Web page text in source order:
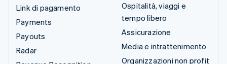
Link di pagamento
Payments
Payouts
Radar
Ospitalità, viaggi e
tempo libero
Assicurazione
Media e intrattenimento
Organizzazioni non profit